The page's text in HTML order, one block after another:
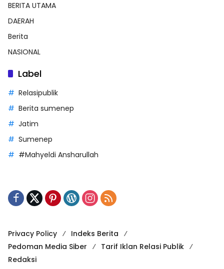
BERITA UTAMA
DAERAH
Berita
NASIONAL
Label
Relasipublik
Berita sumenep
Jatim
Sumenep
#Mahyeldi Ansharullah
Privacy Policy
Indeks Berita
Pedoman Media Siber
Tarif Iklan Relasi Publik
Redaksi